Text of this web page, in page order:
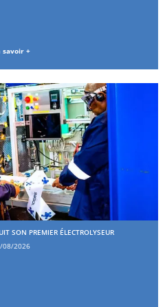
savoir +
SON PREMIER ÉLECTROLYSEUR
08/2026